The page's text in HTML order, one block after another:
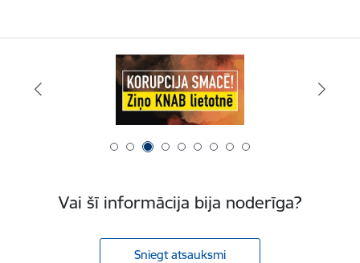
Vai šī informācija bija noderīga?
Sniegt atsauksmi